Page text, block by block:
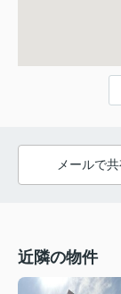
メールで
近隣の物件